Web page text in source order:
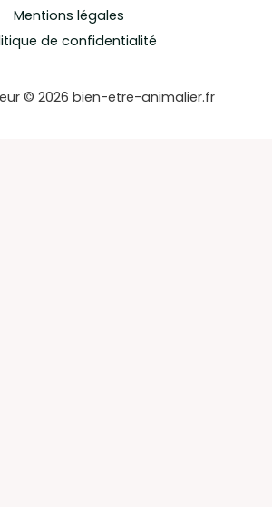
Mentions légales
de confidentialité
© 2026 bien-etre-animalier.fr